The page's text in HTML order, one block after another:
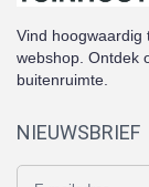
Vind hoogwaardig
webshop. Ontdek
buitenruimte.
NIEUWSBRIEF